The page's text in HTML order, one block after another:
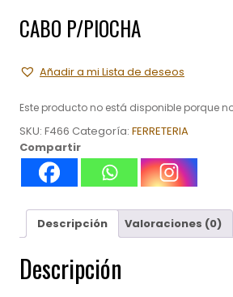
CABO P/PIOCHA
Añadir a mi Lista de deseos
Este producto no está disponible porque
SKU: F466 Categoría: FERRETERIA
Compartir
Descripción Valoraciones (0)
Descripción